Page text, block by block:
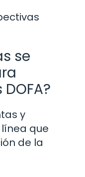
se
y
que
de la